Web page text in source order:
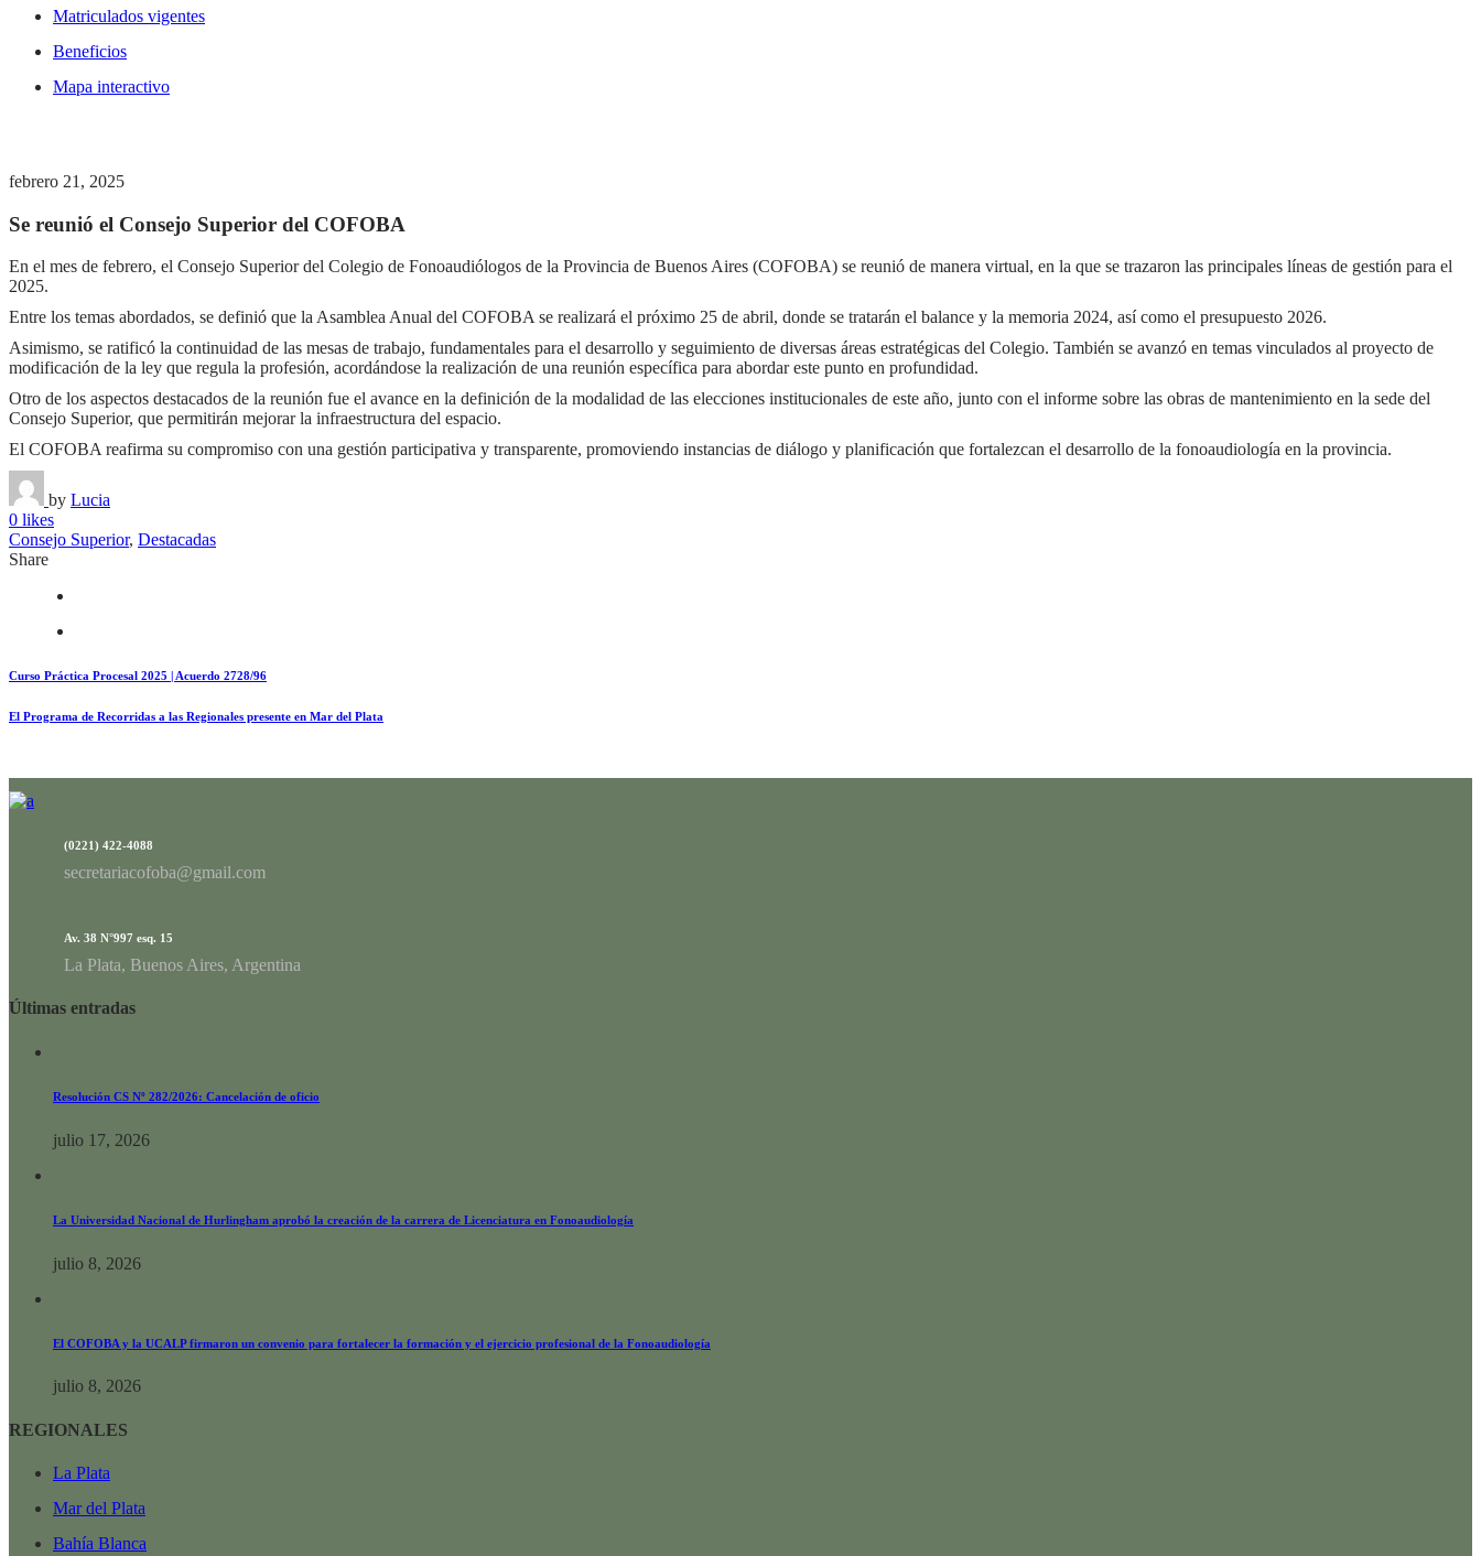
Matriculados vigentes
Beneficios
Mapa interactivo
febrero 21, 2025
Se reunió el Consejo Superior del COFOBA
En el mes de febrero, el Consejo Superior del Colegio de Fonoaudiólogos de la Provincia de Buenos Aires (COFOBA) se reunió de manera virtual, en la que se trazaron las principales líneas de gestión para el
2025.
Entre los temas abordados, se definió que la Asamblea Anual del COFOBA se realizará el próximo 25 de abril, donde se tratarán el balance y la memoria 2024, así como el presupuesto 2026.
Asimismo, se ratificó la continuidad de las mesas de trabajo, fundamentales para el desarrollo y seguimiento de diversas áreas estratégicas del Colegio. También se avanzó en temas vinculados al proyecto de
modificación de la ley que regula la profesión, acordándose la realización de una reunión específica para abordar este punto en profundidad.
Otro de los aspectos destacados de la reunión fue el avance en la definición de la modalidad de las elecciones institucionales de este año, junto con el informe sobre las obras de mantenimiento en la sede del
Consejo Superior, que permitirán mejorar la infraestructura del espacio.
El COFOBA reafirma su compromiso con una gestión participativa y transparente, promoviendo instancias de diálogo y planificación que fortalezcan el desarrollo de la fonoaudiología en la provincia.
by Lucia
0 likes
Consejo Superior, Destacadas
Share
Curso Práctica Procesal 2025 | Acuerdo 2728/96
El Programa de Recorridas a las Regionales presente en Mar del Plata
(0221) 422-4088
secretariacofoba@gmail.com
Av. 38 N°997 esq. 15
La Plata, Buenos Aires, Argentina
Últimas entradas
Resolución CS Nº 282/2026: Cancelación de oficio
julio 17, 2026
La Universidad Nacional de Hurlingham aprobó la creación de la carrera de Licenciatura en Fonoaudiología
julio 8, 2026
El COFOBA y la UCALP firmaron un convenio para fortalecer la formación y el ejercicio profesional de la Fonoaudiología
julio 8, 2026
REGIONALES
La Plata
Mar del Plata
Bahía Blanca